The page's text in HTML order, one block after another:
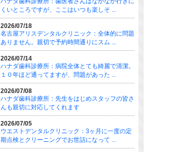
くいところですが、ここはいつも楽しそ ...
2026/07/18
名古屋アリスデンタルクリニック：全体的に問題
ありません。親切で予約時間通りにスム ...
2026/07/14
ハナダ歯科診療所：病院全体とても綺麗で清潔。
１０年ほど通ってますが、問題があった ...
2026/07/08
ハナダ歯科診療所：先生をはじめスタッフの皆さ
んも親切に対応してくれます
2026/07/05
ウエストデンタルクリニック：3ヶ月に一度の定
期点検とクリーニングでお世話になって ...